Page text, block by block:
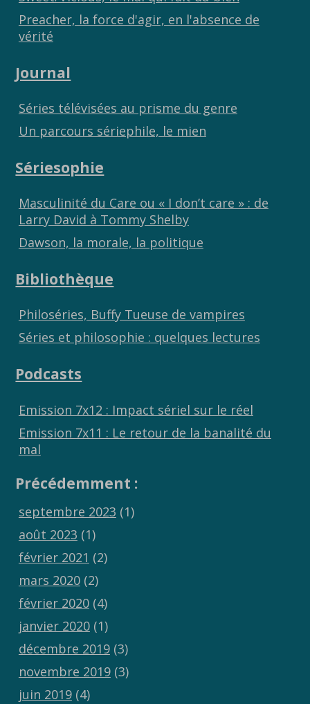
Preacher, la force d'agir, en l'absence de
vérité
Journal
Séries télévisées au prisme du genre
Un parcours sériephile, le mien
Sériesophie
Masculinité du Care ou « I don’t care » : de
Larry David à Tommy Shelby
Dawson, la morale, la politique
Bibliothèque
Philoséries, Buffy Tueuse de vampires
Séries et philosophie : quelques lectures
Podcasts
Emission 7x12 : Impact sériel sur le réel
Emission 7x11 : Le retour de la banalité du
mal
Précédemment :
septembre 2023 (1)
août 2023 (1)
février 2021 (2)
mars 2020(2)
février 2020(4)
janvier 2020(1)
décembre 2019(3)
novembre 2019(3)
juin 2019(4)